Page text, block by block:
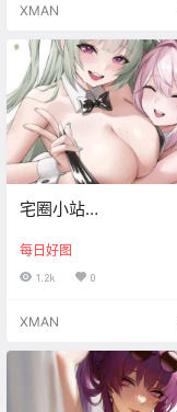
XMAN
宅圈小站
每日好图
1.2k 0
XMAN